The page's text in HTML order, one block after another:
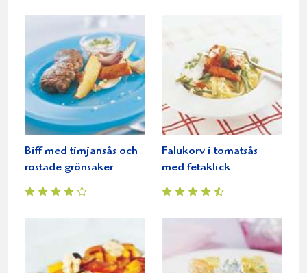
Biff med timjansås och
rostade grönsaker
Falukorv i tomatsås
med fetaklick